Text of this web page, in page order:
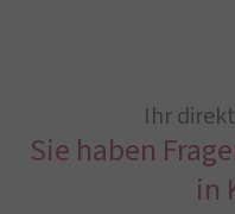
Ihr
Sie haben
in